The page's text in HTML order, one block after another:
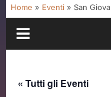
Home » Eventi » San
« Tutti gli Eventi